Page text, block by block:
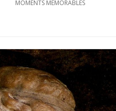
MOMENTS MEMORABLES